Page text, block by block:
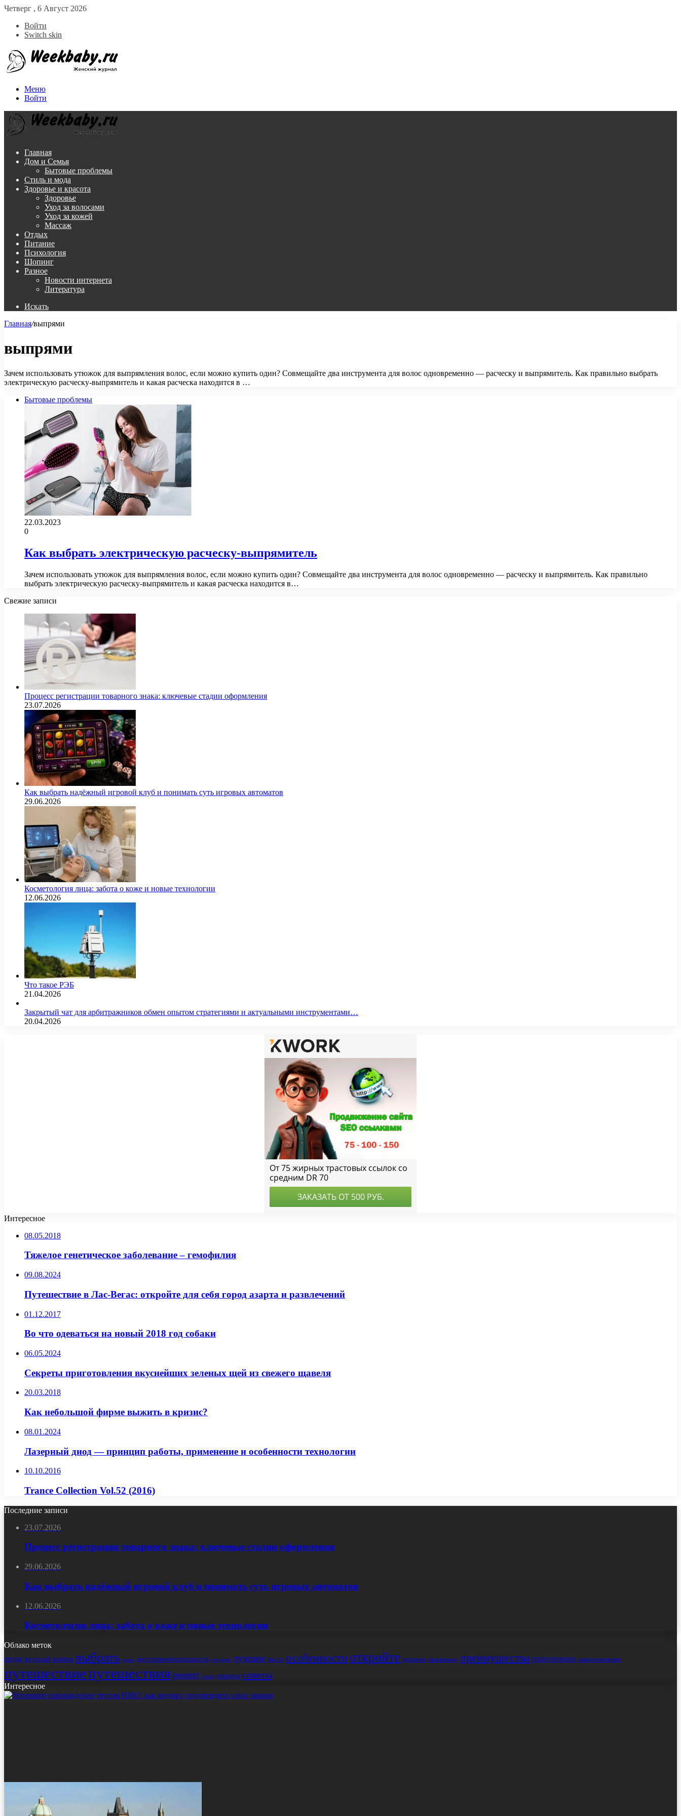
Четверг , 6 Август 2026
Войти
Switch skin
Меню
Войти
Главная
Дом и Семья
Бытовые проблемы
Стиль и мода
Здоровье и красота
Здоровье
Уход за волосами
Уход за кожей
Массаж
Отдых
Питание
Психология
Шопинг
Разное
Новости интернета
Литература
Искать
Главная/выпрями
выпрями
Зачем использовать утюжок для выпрямления волос, если можно купить один? Совмещайте два инструмента для волос одновременно — расческу и выпрямитель. Как правильно выбрать
электрическую расческу-выпрямитель и какая расческа находится в …
Бытовые проблемы
22.03.2023
0
Как выбрать электрическую расческу-выпрямитель
Зачем использовать утюжок для выпрямления волос, если можно купить один? Совмещайте два инструмента для волос одновременно — расческу и выпрямитель. Как правильно
выбрать электрическую расческу-выпрямитель и какая расческа находится в…
Свежие записи
Процесс регистрации товарного знака: ключевые стадии оформления
23.07.2026
Как выбрать надёжный игровой клуб и понимать суть игровых автоматов
29.06.2026
Косметология лица: забота о коже и новые технологии
12.06.2026
Что такое РЭБ
21.04.2026
Закрытый чат для арбитражников обмен опытом стратегиями и актуальными инструментами…
20.04.2026
Интересное
08.05.2018
Тяжелое генетическое заболевание – гемофилия
09.08.2024
Путешествие в Лас-Вегас: откройте для себя город азарта и развлечений
01.12.2017
Во что одеваться на новый 2018 год собаки
06.05.2024
Секреты приготовления вкуснейших зеленых щей из свежего щавеля
20.03.2018
Как небольшой фирме выжить в кризис?
08.01.2024
Лазерный диод — принцип работы, применение и особенности технологии
10.10.2016
Trance Collection Vol.52 (2016)
Последние записи
23.07.2026
Процесс регистрации товарного знака: ключевые стадии оформления
29.06.2026
Как выбрать надёжный игровой клуб и понимать суть игровых автоматов
12.06.2026
Косметология лица: забота о коже и новые технологии
Облако меток
виды вкусный выбор выбрать дома достопримечательности история лучшие места особенности откройте открытие правильно преимущества приготовить приготовления
путешествиепутешествиярецепт салат секреты советы
Интересное